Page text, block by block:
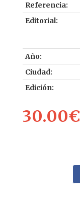
Referencia:
Editorial:
Año:
Ciudad:
Edición:
30.00€